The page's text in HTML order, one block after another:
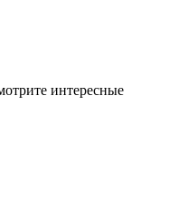
интересные